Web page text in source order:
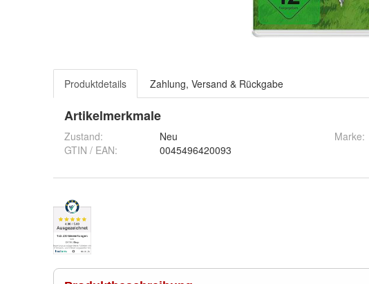
Produktdetails Zahlung, Versand & Rückgabe
Artikelmerkmale
Zustand:
Neu
GTIN / EAN:
0045496420093
Marke: